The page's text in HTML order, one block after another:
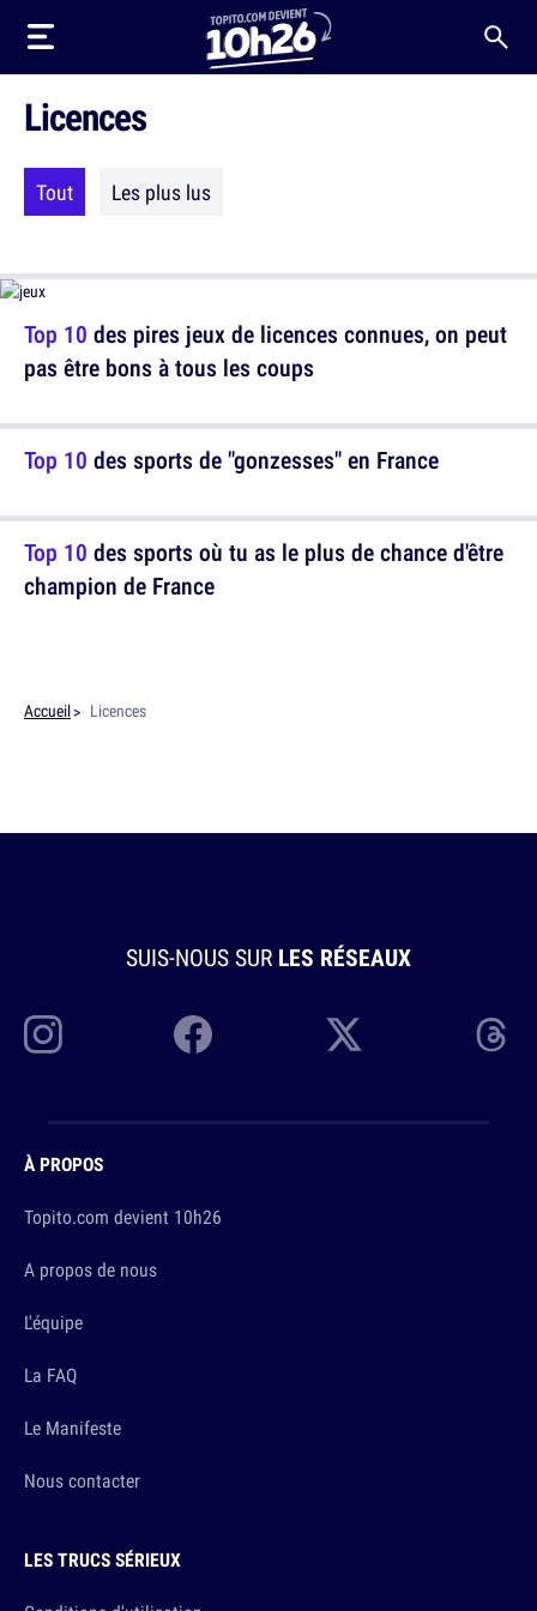
Licences
Tout Les plus lus
Top 10 des pires jeux de licences connues, on peut
pas être bons à tous les coups
Top 10 des sports de "gonzesses" en France
Top 10 des sports où tu as le plus de chance d'être
champion de France
Accueil Licences
SUIS-NOUS SUR LES RÉSEAUX
À PROPOS
Topito.com devient 10h26
A propos de nous
L'équipe
La FAQ
Le Manifeste
Nous contacter
LES TRUCS SÉRIEUX